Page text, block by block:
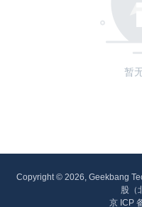
暂
Copyright © 2026, Geekbang
股（
京 ICP